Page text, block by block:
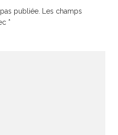
publiée.
Les champs
*